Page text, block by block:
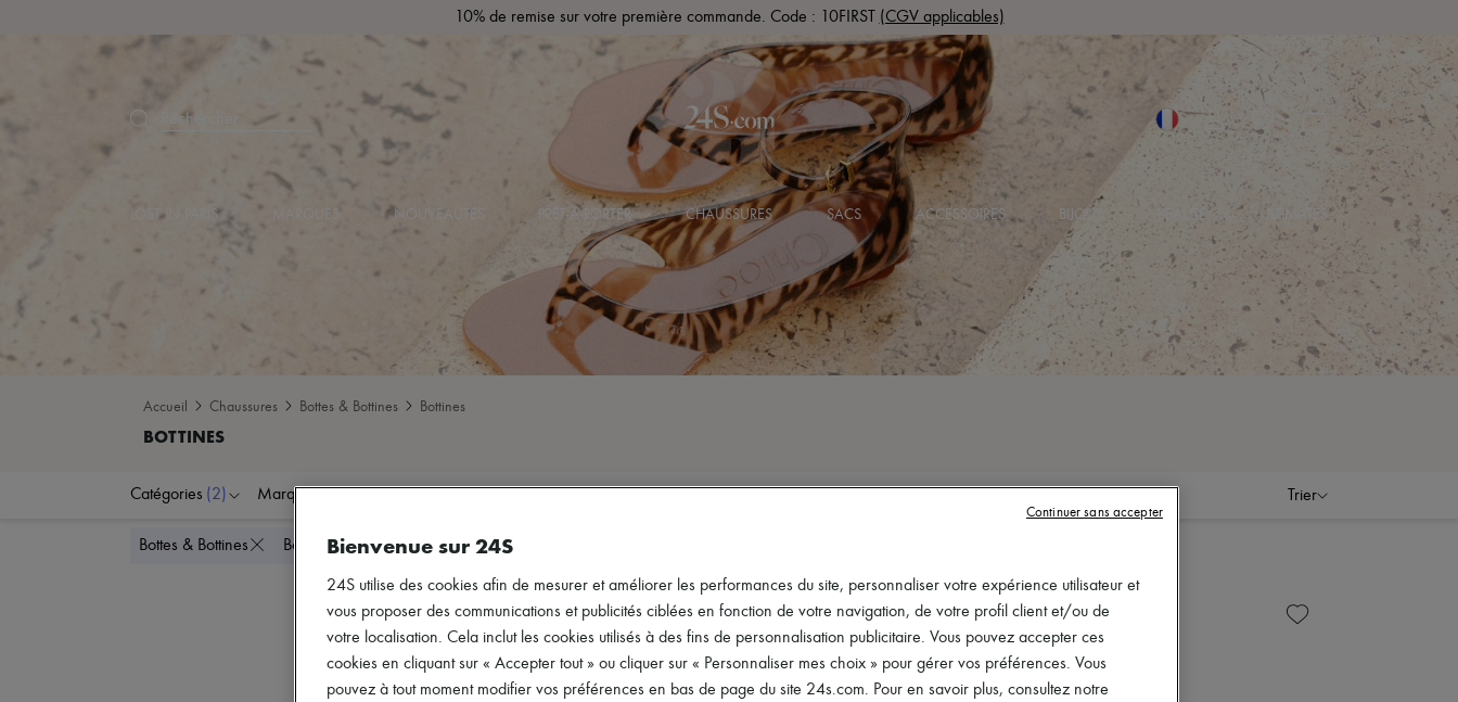
10% de remise sur votre première commande. Code : 10FIRST (CGV applicables)
Rechercher
LOST IN PARIS MARQUES NOUVEAUTÉS PRÊT-À-PORTER CHAUSSURES SACS ACCESSOIRES BIJOUX BEAUTÉ ULTIMATES
Accueil Chaussures Bottes & Bottines Bottines
Catégories (2) Marques Trier
Bottes & Bottines Bottines Tout supprimer
Bienvenue sur 24S
24S utilise des cookies afin de mesurer et améliorer les performances du site, personnaliser votre expérience utilisateur et
vous proposer des communications et publicités ciblées en fonction de votre navigation, de votre profil client et/ou de
votre localisation. Cela inclut les cookies utilisés à des fins de personnalisation publicitaire. Vous pouvez accepter ces
cookies en cliquant sur « Accepter tout » ou cliquer sur « Personnaliser mes choix » pour gérer vos préférences. Vous
pouvez à tout moment modifier vos préférences en bas de page du site 24s.com. Pour en savoir plus, consultez notre
Continuer sans accepter